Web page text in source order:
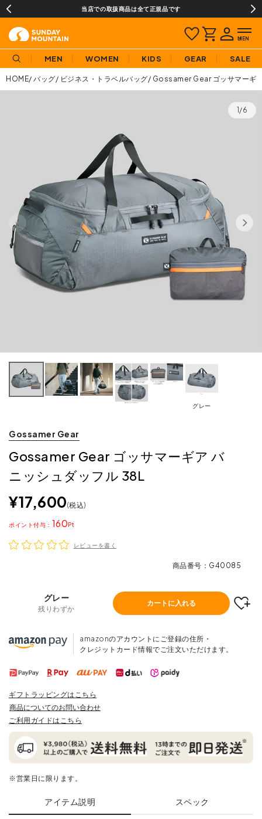
当店での取扱商品は全て正規品です
MEN WOMEN KIDS GEAR SALE
HOME バッグ ビジネス・トラベルバッグ Gossamer Gear ゴッサマーギ
1/6
グレー
Gossamer Gear
Gossamer Gear ゴッサマーギア バ
ニッシュダッフル 38L
¥17,600 税込
160
ポイント
レビューを書く
商品番号 G40085
グレー
残りわずか
カートに入れる
amazonのアカウントにご登録の住所・
クレジットカード情報でご注文いただけます。
ギフトラッピングはこちら
商品についてのお問い合わせ
ご利用ガイドはこちら
※営業日に限ります。
アイテム説明 スペック